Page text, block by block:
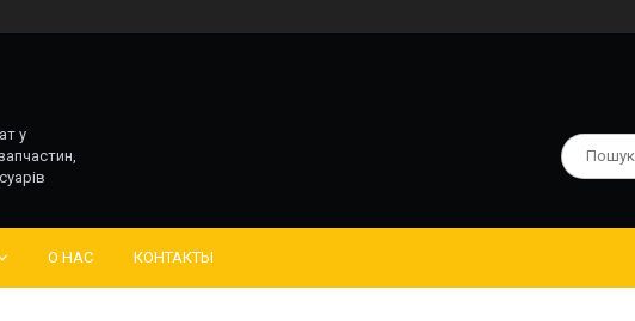
у
О НАС КОНТАКТЫ